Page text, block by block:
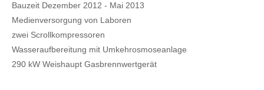
Bauzeit Dezember 2012 - Mai 2013
Medienversorgung von Laboren
zwei Scrollkompressoren
Wasseraufbereitung mit Umkehrosmoseanlage
290 kW Weishaupt Gasbrennwertgerät